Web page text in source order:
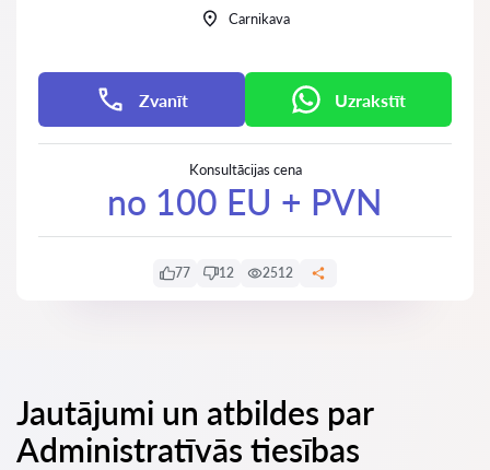
Carnikava
Zvanīt Uzrakstīt
Konsultācijas cena
no 100 EU + PVN
77 12 2512
Jautājumi un atbildes par
Administratīvās tiesības